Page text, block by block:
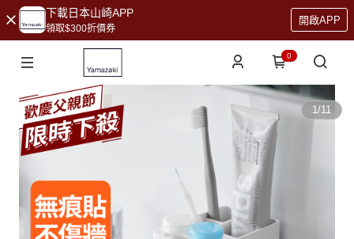
下載日本山崎APP
領取$300折價券
開啟APP
0
1/11